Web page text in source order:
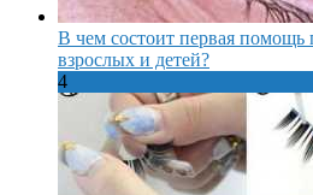
В чем состоит первая
взрослых и детей?
4